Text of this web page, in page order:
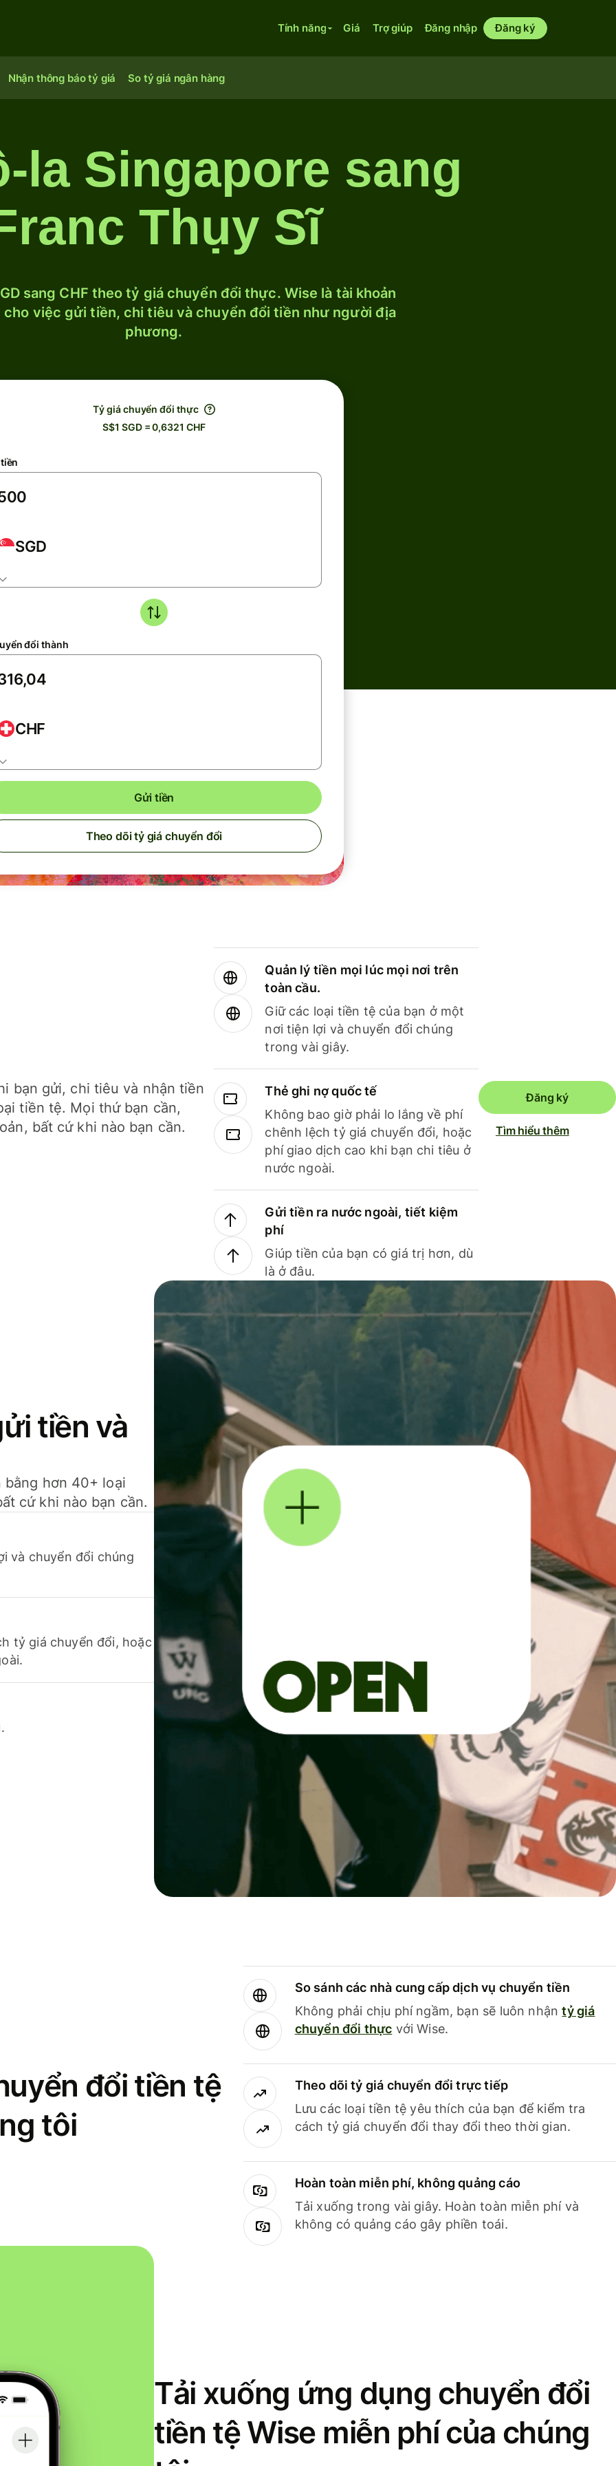
Tính năng Giá Trợ giúp Đăng nhập Đăng ký
Nhận thông báo tỷ giá So tỷ giá ngân hàng
la Singapore sang
Thụy Sĩ
sang CHF theo tỷ giá chuyển đổi thực. Wise là tài khoản
việc gửi tiền, chi tiêu và chuyển đổi tiền như người địa
phương.
Tỷ giá chuyển đổi thực
S$1 SGD = 0,6321 CHF
SGD
đổi thành
CHF
Gửi tiền
Theo dõi tỷ giá chuyển đổi
bạn gửi, chi tiêu và nhận tiền
tiền tệ. Mọi thứ bạn cần,
bất cứ khi nào bạn cần.
Quản lý tiền mọi lúc mọi nơi trên
toàn cầu.
Giữ các loại tiền tệ của bạn ở một
nơi tiện lợi và chuyển đổi chúng
trong vài giây.
Thẻ ghi nợ quốc tế
Không bao giờ phải lo lắng về phí
chênh lệch tỷ giá chuyển đổi, hoặc
phí giao dịch cao khi bạn chi tiêu ở
nước ngoài.
Gửi tiền ra nước ngoài, tiết kiệm
phí
Giúp tiền của bạn có giá trị hơn, dù
là ở đâu.
Đăng ký
Tìm hiểu thêm
tiền và
hơn 40+ loại
cứ khi nào bạn cần.
và chuyển đổi chúng
tỷ giá chuyển đổi, hoặc
đổi tiền tệ
tôi
So sánh các nhà cung cấp dịch vụ chuyển tiền
Không phải chịu phí ngầm, bạn sẽ luôn nhậntỷ giá
chuyển đổi thực với Wise.
Theo dõi tỷ giá chuyển đổi trực tiếp
Lưu các loại tiền tệ yêu thích của bạn để kiểm tra
cách tỷ giá chuyển đổi thay đổi theo thời gian.
Hoàn toàn miễn phí, không quảng cáo
Tải xuống trong vài giây. Hoàn toàn miễn phí và
không có quảng cáo gây phiền toái.
Tải xuống ứng dụng chuyển đổi
tiền tệ Wise miễn phí của chúng